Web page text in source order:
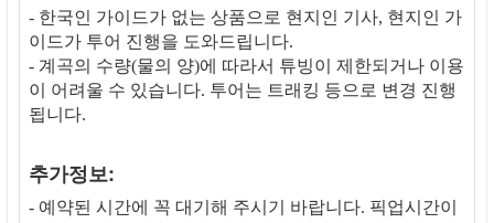
- 한국인 가이드가 없는 상품으로 현지인 기사, 현지인 가
이드가 투어 진행을 도와드립니다.
- 계곡의 수량(물의 양)에 따라서 튜빙이 제한되거나 이용
이 어려울 수 있습니다. 투어는 트래킹 등으로 변경 진행
됩니다.
추가정보:
- 예약된 시간에 꼭 대기해 주시기 바랍니다. 픽업시간이